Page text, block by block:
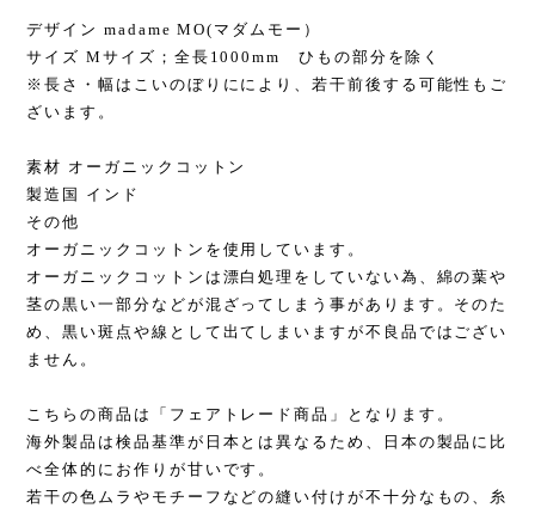
デザイン madame MO(マダムモー）
サイズ Mサイズ；全長1000mm ひもの部分を除く
※長さ・幅はこいのぼりににより、若干前後する可能性もご
ざいます。
素材 オーガニックコットン
製造国 インド
その他
オーガニックコットンを使用しています。
オーガニックコットンは漂白処理をしていない為、綿の葉や
茎の黒い一部分などが混ざってしまう事があります。そのた
め、黒い斑点や線として出てしまいますが不良品ではござい
ません。
こちらの商品は「フェアトレード商品」となります。
海外製品は検品基準が日本とは異なるため、日本の製品に比
べ全体的にお作りが甘いです。
若干の色ムラやモチーフなどの縫い付けが不十分なもの、糸